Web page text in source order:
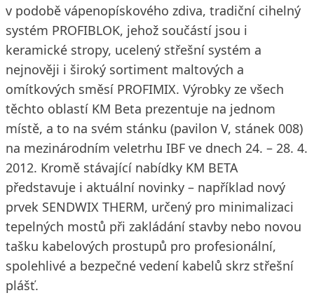
v podobě vápenopískového zdiva, tradiční cihelný
systém PROFIBLOK, jehož součástí jsou i
keramické stropy, ucelený střešní systém a
nejnověji i široký sortiment maltových a
omítkových směsí PROFIMIX. Výrobky ze všech
těchto oblastí KM Beta prezentuje na jednom
místě, a to na svém stánku (pavilon V, stánek 008)
na mezinárodním veletrhu IBF ve dnech 24. – 28. 4.
2012. Kromě stávající nabídky KM BETA
představuje i aktuální novinky – například nový
prvek SENDWIX THERM, určený pro minimalizaci
tepelných mostů při zakládání stavby nebo novou
tašku kabelových prostupů pro profesionální,
spolehlivé a bezpečné vedení kabelů skrz střešní
plášť.